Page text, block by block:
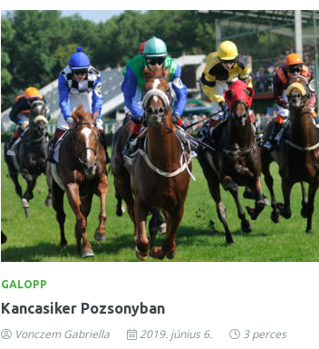
GALOPP
Kancasiker Pozsonyban
Vonczem Gabriella 2019. június 6. 3 perces